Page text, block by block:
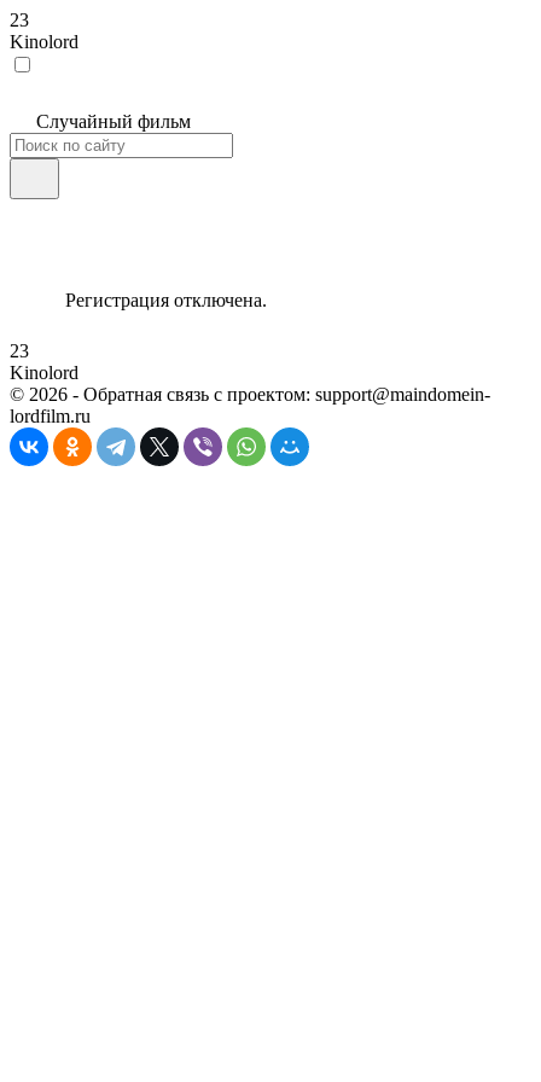
23
Kinolord
Случайный фильм
Регистрация отключена.
23
Kinolord
© 2026 - Обратная связь с проектом: support@maindomein-
lordfilm.ru